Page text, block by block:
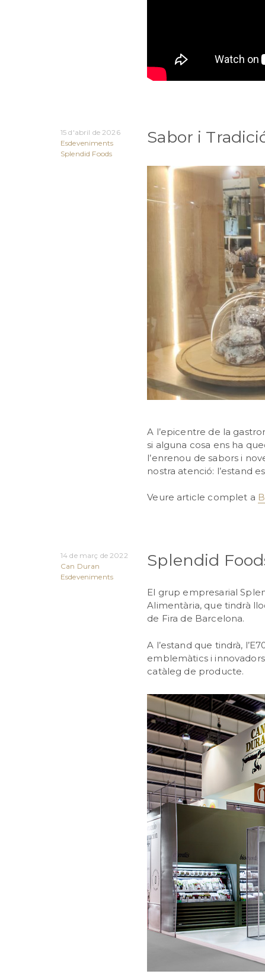
15 d'abril de 2026
Esdeveniments
Splendid Foods
Sabor i
A l’epicentre de la
si alguna cosa ens ha
l’enrenou de sabors i
nostra atenció: l’estand
Veure article complet a
14 de març de 2022
Can Duran
Esdeveniments
Splendid
El grup empresarial
Alimentària, que tindrà
de Fira de Barcelona.
A l’estand que tindrà,
emblemàtics i
catàleg de producte.